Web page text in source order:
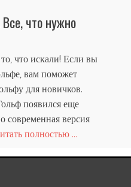
что нужно
что искали! Если вы
вам поможет
для новичков.
появился еще
современная версия
полностью ...